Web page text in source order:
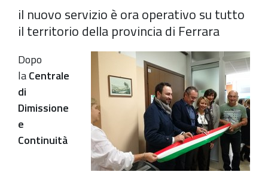
il nuovo servizio è ora operativo su tutto
il territorio della provincia di Ferrara
Dopo
laCentrale
di
Dimissione
e
Continuità